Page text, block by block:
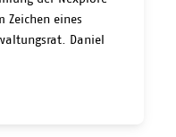
Zeichen eines
Daniel
Hädener, der